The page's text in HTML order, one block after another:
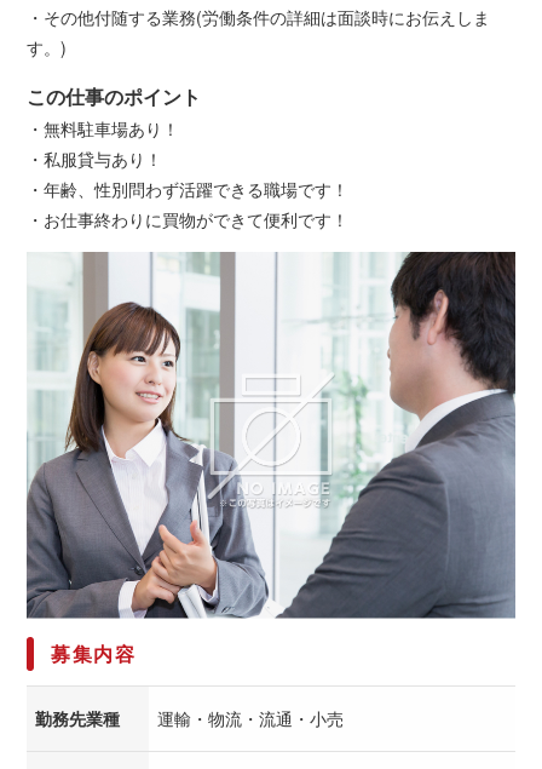
・その他付随する業務(労働条件の詳細は面談時にお伝えしま
す。)
この仕事のポイント
・無料駐車場あり！
・私服貸与あり！
・年齢、性別問わず活躍できる職場です！
・お仕事終わりに買物ができて便利です！
募集内容
勤務先業種 運輸・物流・流通・小売